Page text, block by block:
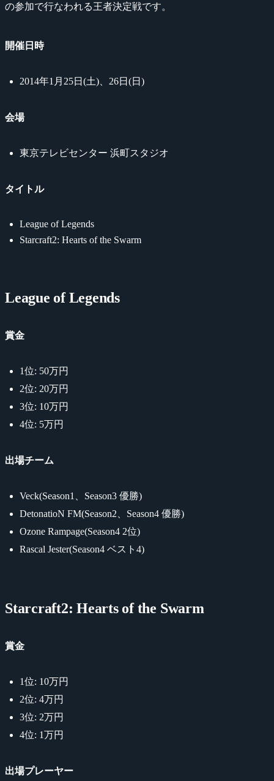
の参加で行なわれる王者決定戦です。
開催日時
2014年1月25日(土)、26日(日)
会場
東京テレビセンター 浜町スタジオ
タイトル
League of Legends
Starcraft2: Hearts of the Swarm
League of Legends
賞金
1位: 50万円
2位: 20万円
3位: 10万円
4位: 5万円
出場チーム
Veck(Season1、Season3 優勝)
DetonatioN FM(Season2、Season4 優勝)
Ozone Rampage(Season4 2位)
Rascal Jester(Season4 ベスト4)
Starcraft2: Hearts of the Swarm
賞金
1位: 10万円
2位: 4万円
3位: 2万円
4位: 1万円
出場プレーヤー